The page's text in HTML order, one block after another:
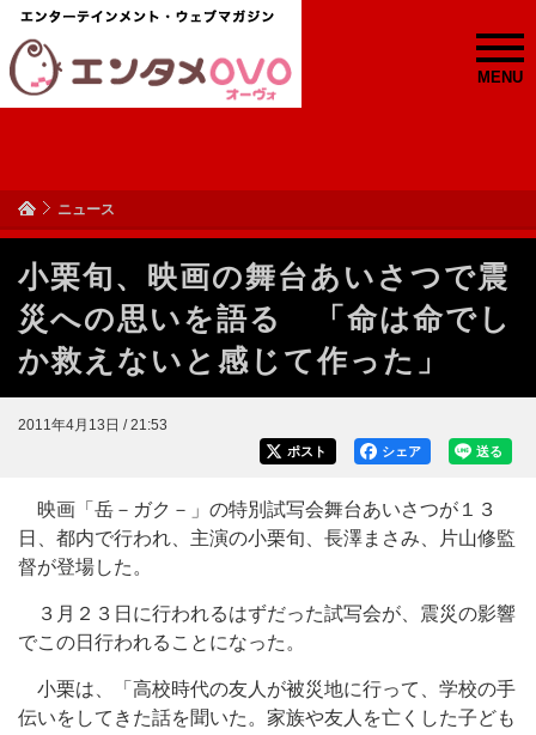
MENU
ニュース
小栗旬、映画の舞台あいさつで震
災への思いを語る 「命は命でし
か救えないと感じて作った」
2011年4月13日 / 21:53
送る
シェア
ポスト
映画「岳－ガク－」の特別試写会舞台あいさつが１３
日、都内で行われ、主演の小栗旬、長澤まさみ、片山修監
督が登場した。
３月２３日に行われるはずだった試写会が、震災の影響
でこの日行われることになった。
小栗は、「高校時代の友人が被災地に行って、学校の手
伝いをしてきた話を聞いた。家族や友人を亡くした子ども